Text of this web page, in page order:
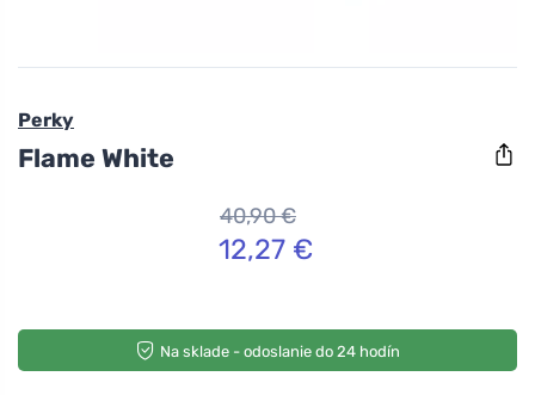
Perky
Flame White
40,90 €
12,27 €
Na sklade - odoslanie do 24 hodín